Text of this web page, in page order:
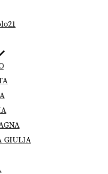
GIULIA